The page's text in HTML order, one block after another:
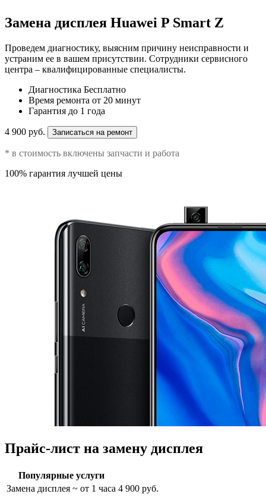
Замена дисплея Huawei P Smart Z
Проведем диагностику, выясним причину неисправности и
устраним ее в вашем присутствии. Сотрудники сервисного
центра – квалифицированные специалисты.
Диагностика Бесплатно
Время ремонта от 20 минут
Гарантия до 1 года
4 900 руб. Записаться на ремонт
* в стоимость включены запчасти и работа
100% гарантия лучшей цены
Прайс-лист на замену дисплея
Популярные услуги
Замена дисплея ~ от 1 часа 4 900 руб.